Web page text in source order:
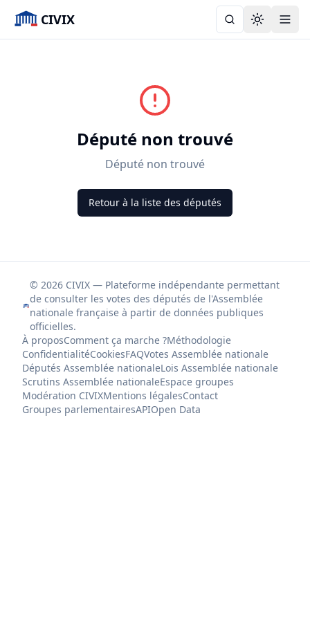
CIVIX Toggle
Député non trouvé
Député non trouvé
Retour à la liste des députés
© 2026 CIVIX — Plateforme indépendante permettant
de consulter les votes des députés de l'Assemblée
nationale française à partir de données publiques
officielles.
À proposComment ça marche ?Méthodologie
ConfidentialitéCookiesFAQVotes Assemblée nationale
Députés Assemblée nationaleLois Assemblée nationale
Scrutins Assemblée nationaleEspace groupes
Modération CIVIXMentions légalesContact
Groupes parlementairesAPIOpen Data